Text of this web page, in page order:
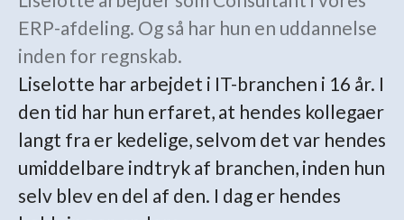
ERP-afdeling. Og så har hun en uddannelse
inden for regnskab.
Liselotte har arbejdet i IT-branchen i 16 år. I
den tid har hun erfaret, at hendes kollegaer
langt fra er kedelige, selvom det var hendes
umiddelbare indtryk af branchen, inden hun
selv blev en del af den. I dag er hendes